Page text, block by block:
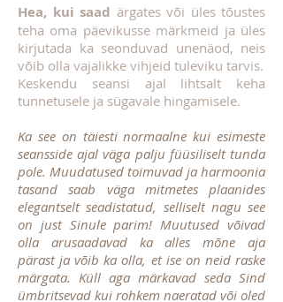
Hea, kui saad ärgates või üles tõustes
teha oma päevikusse märkmeid ja üles
kirjutada ka seonduvad unenäod, neis
võib olla vajalikke vihjeid tuleviku tarvis.
Keskendu seansi ajal lihtsalt keha
tunnetusele ja sügavale hingamisele.
Ka see on täiesti normaalne kui esimeste
seansside ajal väga palju füüsiliselt tunda
pole. Muudatused toimuvad ja harmoonia
tasand saab väga mitmetes plaanides
elegantselt seadistatud, selliselt nagu see
on just Sinule parim! Muutused võivad
olla arusaadavad ka alles mõne aja
pärast ja võib ka olla, et ise on neid raske
märgata. Küll aga märkavad seda Sind
ümbritsevad kui rohkem naeratad või oled